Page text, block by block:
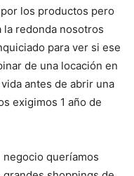
los productos pero
la redonda nosotros
para ver si ese
de una locación en
antes de abrir una
exigimos 1 año de
queríamos